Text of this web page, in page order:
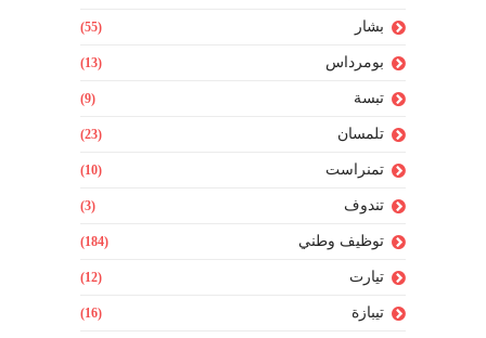
بشار (55)
بومرداس (13)
تبسة (9)
تلمسان (23)
تمنراست (10)
تندوف (3)
توظيف وطني (184)
تيارت (12)
تيبازة (16)